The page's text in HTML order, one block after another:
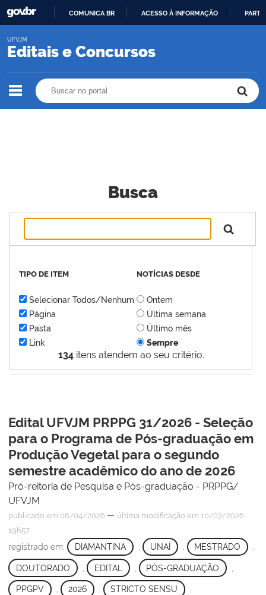
O
COMUNICA BR ACESSO À INFORMAÇÃO
Editais e Concursos
UFVJM
Busca
134itens atendem ao seu critério.
TIPO DE ITEM
Selecionar Todos/Nenhum
Página
Pasta
Link
NOTÍCIAS DESDE
Ontem
Última semana
Último mês
Sempre
Edital UFVJM PRPPG 31/2026 - Seleção
para o Programa de Pós-graduação em
Produção Vegetal para o segundo
semestre acadêmico do ano de 2026
Pró-reitoria de Pesquisa e Pós-graduação - PRPPG/
UFVJM
publicado em 06/04/2026 — última modificação em 10/07/2026
19h57
registrado em: DIAMANTINA UNAÍ MESTRADO
DOUTORADO EDITAL PÓS-GRADUAÇÃO
PPGPV , 2026 , STRICTO SENSU ,